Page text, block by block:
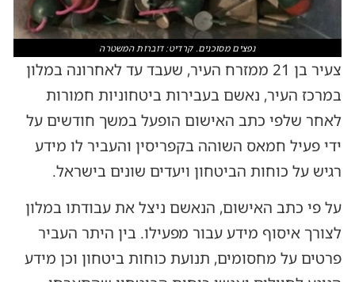
נפצים מסוכנים. קרדיט: דוברות המשטרה
צעיר בן 21 ממזרח העיר, שעבד עד לאחרונה במלון
במרכז העיר, נאשם בעבירות ביטחוניות חמורות
לאחר שלפי כתב האישום הופעל במשך חודשים על
ידי פעיל חמאס השוהה בקפריסין והעביר לו מידע
רגיש על כוחות הביטחון ויעדים שונים בישראל.
על פי כתב האישום, הנאשם ניצל את עבודתו במלון
לצורך איסוף מידע עבור מפעילו. בין היתר העביר
פרטים על מחסומים, תנועת כוחות ביטחון וכן מידע